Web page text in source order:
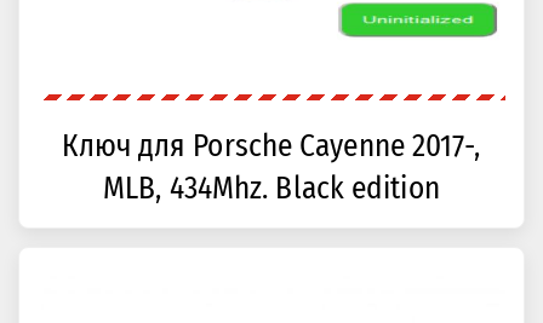
Ключ для Porsche Cayenne 2017-,
MLB, 434Mhz. Black edition